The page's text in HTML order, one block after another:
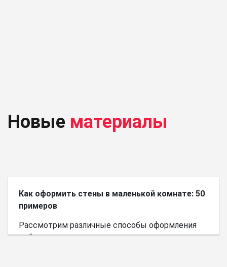
Новые материалы
Как оформить стены в маленькой комнате: 50
примеров
Рассмотрим различные способы оформления
небольшого пространства.